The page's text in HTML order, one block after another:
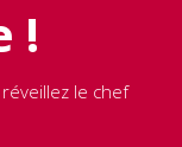
!
le chef